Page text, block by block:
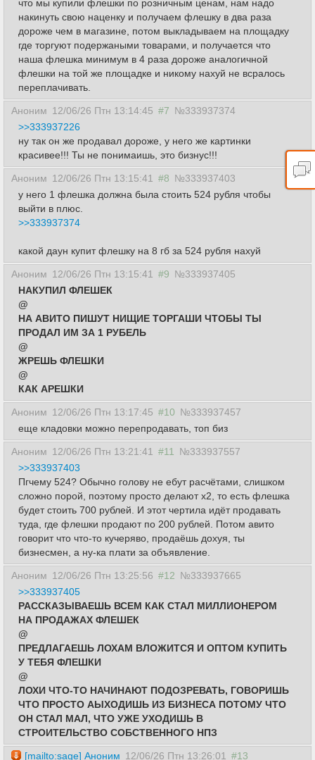
что мы купили флешки по розничным ценам, нам надо
накинуть свою наценку и получаем флешку в два раза
дороже чем в магазине, потом выкладываем на площадку
где торгуют подержаными товарами, и получается что
наша флешка минимум в 4 раза дороже аналогичной
флешки на той же площадке и никому нахуй не всралось
переплачивать.
Аноним 12/06/26 Птн 13:14:45 #7 №333937374
>>333937226
ну так он же продавал дороже, у него же картинки
красивее!!! Ты не понимаишь, это бизнус!!!
Аноним 12/06/26 Птн 13:15:41 #8 №333937403
у него 1 флешка должна была стоить 524 рубля чтобы
выйти в плюс.
>>333937374
какой даун купит флешку на 8 гб за 524 рубля нахуй
Аноним 12/06/26 Птн 13:15:41 #9 №333937405
НАКУПИЛ ФЛЕШЕК
@
НА АВИТО ПИШУТ НИЩИЕ ТОРГАШИ ЧТОБЫ ТЫ
ПРОДАЛ ИМ ЗА 1 РУБЕЛЬ
@
ЖРЕШЬ ФЛЕШКИ
@
КАК АРЕШКИ
Аноним 12/06/26 Птн 13:17:45 #10 №333937457
еще кладовки можно перепродавать, топ биз
Аноним 12/06/26 Птн 13:21:41 #11
№333937557
>>333937403
Пгчему 524? Обычно голову не ебут расчётами, слишком
сложно порой, поэтому просто делают x2, то есть флешка
будет стоить 700 рублей. И этот чертила идёт продавать
туда, где флешки продают по 200 рублей. Потом авито
говорит что что-то кучеряво, продаёшь дохуя, ты
бизнесмен, а ну-ка плати за объявление.
Аноним 12/06/26 Птн 13:25:56 #12 №333937665
>>333937405
РАССКАЗЫВАЕШЬ ВСЕМ КАК СТАЛ МИЛЛИОНЕРОМ
НА ПРОДАЖАХ ФЛЕШЕК
@
ПРЕДЛАГАЕШЬ ЛОХАМ ВЛОЖИТСЯ И ОПТОМ КУПИТЬ
У ТЕБЯ ФЛЕШКИ
@
ЛОХИ ЧТО-ТО НАЧИНАЮТ ПОДОЗРЕВАТЬ, ГОВОРИШЬ
ЧТО ПРОСТО АЫХОДИШЬ ИЗ БИЗНЕСА ПОТОМУ ЧТО
ОН СТАЛ МАЛ, ЧТО УЖЕ УХОДИШЬ В
СТРОИТЕЛЬСТВО СОБСТВЕННОГО НПЗ
[mailto:sage] Аноним 12/06/26 Птн 13:26:01 #13